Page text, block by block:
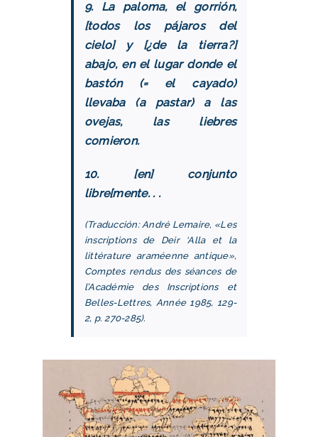
9. La paloma, el gorrión,
[todos los pájaros del
cielo] y [¿de la tierra?]
abajo, en el lugar donde el
bastón (= el cayado)
llevaba (a pastar) a las
ovejas, las liebres
comieron.
10. [en] conjunto
libre[mente. . .
(Traducción: André Lemaire, «Les
inscriptions de Deir ‘Alla et la
littérature araméenne antique»,
Comptes rendus des séances de
l’Académie des Inscriptions et
Belles-Lettres, Année 1985, 129-
2, p. 270-285).